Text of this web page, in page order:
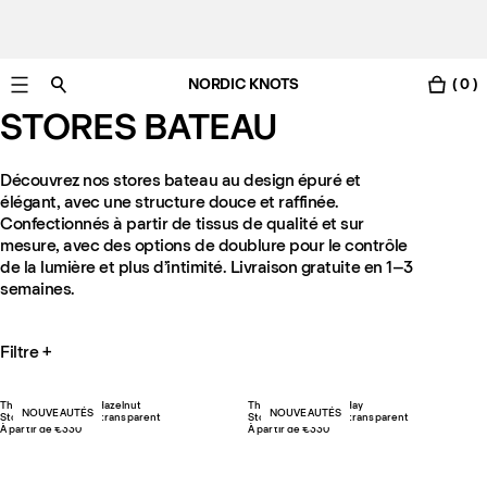
NORDIC KNOTS ( 0 )
STORES BATEAU
Découvrez nos stores bateau au design épuré et
élégant, avec une structure douce et raffinée.
Confectionnés à partir de tissus de qualité et sur
mesure, avec des options de doublure pour le contrôle
de la lumière et plus d’intimité. Livraison gratuite en 1–3
semaines.
Filtre +
NOUVEAUTÉS
The Sheer Linen – Hazelnut
Store bateau en lin, transparent
À partir de €330
NOUVEAUTÉS
The Sheer Linen – Hay
Store bateau en lin, transparent
À partir de €330